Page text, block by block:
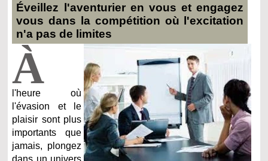
Éveillez l'aventurier en vous et engagez
vous dans la compétition où l'excitation
n'a pas de limites
À
l'heure où
l'évasion et le
plaisir sont plus
importants que
jamais, plongez
dans un univers